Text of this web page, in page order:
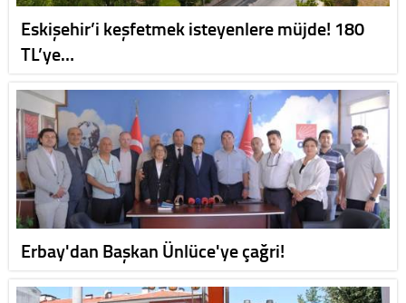
Eskişehir’i keşfetmek isteyenlere müjde! 180
TL’ye…
Erbay'dan Başkan Ünlüce'ye çağri!